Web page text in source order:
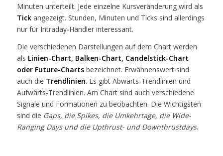
Minuten unterteilt. Jede einzelne Kursveränderung wird als
Tickangezeigt. Stunden, Minuten und Ticks sind allerdings
nur für Intraday-Händler interessant.
Die verschiedenen Darstellungen auf dem Chart werden
als Linien-Chart, Balken-Chart, Candelstick-Chart
oder Future-Chartsbezeichnet. Erwähnenswert sind
auch die Trendlinien. Es gibt Abwärts-Trendlinien und
Aufwärts-Trendlinien. Am Chart sind auch verschiedene
Signale und Formationen zu beobachten. Die Wichtigsten
sind die Gaps, die Spikes, die Umkehrtage, die Wide-
Ranging Days und die Upthrust- und Downthrustdays.